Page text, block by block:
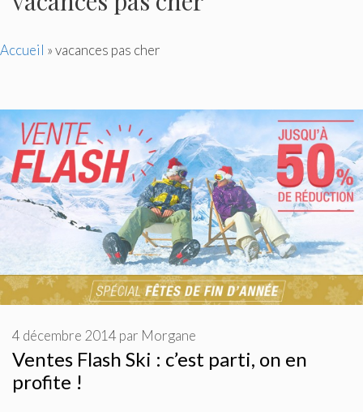
Accueil »vacances pas cher
Ventes Flash Ski : c’est parti, on en
profite !
4 décembre 2014 par Morgane